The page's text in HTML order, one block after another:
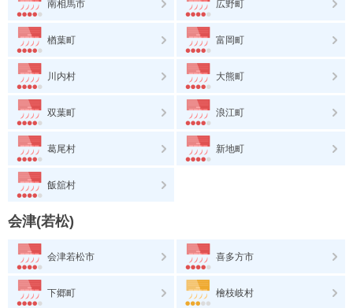
南相馬市 広野町
楢葉町 富岡町
川内村 大熊町
双葉町 浪江町
葛尾村 新地町
飯舘村
会津(若松)
会津若松市 喜多方市
下郷町 檜枝岐村